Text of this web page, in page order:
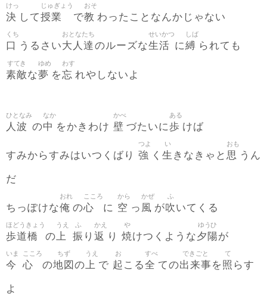
決
けっ
して授業
じゅぎょう
で教
おそ
わったことなんかじゃない
口
くち
うるさい大人達
おとなたち
のルーズな生活
せいかつ
に縛
しば
られても
素敵
すてき
な夢
ゆめ
を忘
わす
れやしないよ
人波
ひとなみ
の中
なか
をかきわけ 壁
かべ
づたいに歩
ある
けば
すみからすみはいつくばり 強
つよ
く 生
い
きなきゃと 思
おも
うん
だ
ちっぽけな俺
おれ
の心
こころ
に 空
から
っ 風
かぜ
が吹
ふ
いてくる
歩道橋
ほどうきょう
の上
うえ
振
ふ
り 返
かえ
り 焼
や
けつくような夕陽
ゆうひ
が
今
いま
心
こころ
の地図
ちず
の上
うえ
で 起
お
こる全
すべ
ての出来事
できごと
を照
て
らす
よ